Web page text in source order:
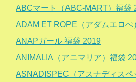
ABCマート（ABC-MART）福袋
ADAM ET ROPE（アダムエロぺ
ANAPガール 福袋 2019
ANIMALIA（アニマリア）福袋
ASNADISPEC（アスナディスペ